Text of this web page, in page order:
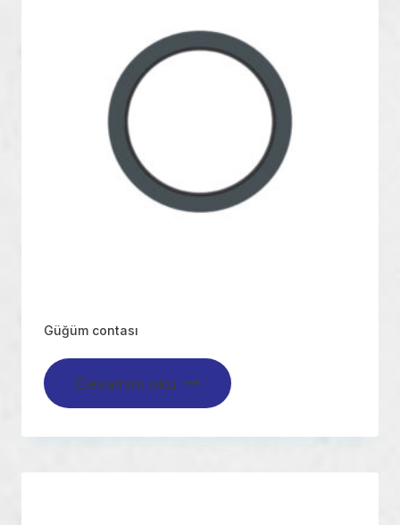
Güğüm contası
Devamını oku